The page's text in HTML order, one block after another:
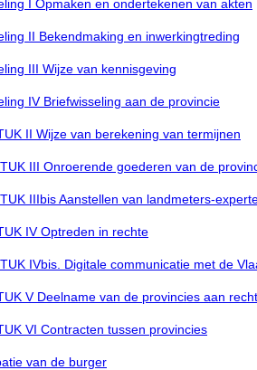
I Opmaken en ondertekenen van akten
II Bekendmaking en inwerkingtreding
III Wijze van kennisgeving
IV Briefwisseling aan de provincie
II Wijze van berekening van termijnen
III Onroerende goederen van de
IIIbis Aanstellen van landmeters-
IV Optreden in rechte
IVbis. Digitale communicatie met de
V Deelname van de provincies aan
VI Contracten tussen provincies
van de burger